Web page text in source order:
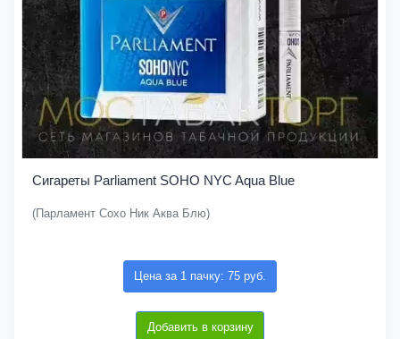
Сигареты Parliament SOHO NYC Aqua Blue
(Парламент Сохо Ник Аква Блю)
Цена за 1 пачку: 75 руб.
Добавить в корзину